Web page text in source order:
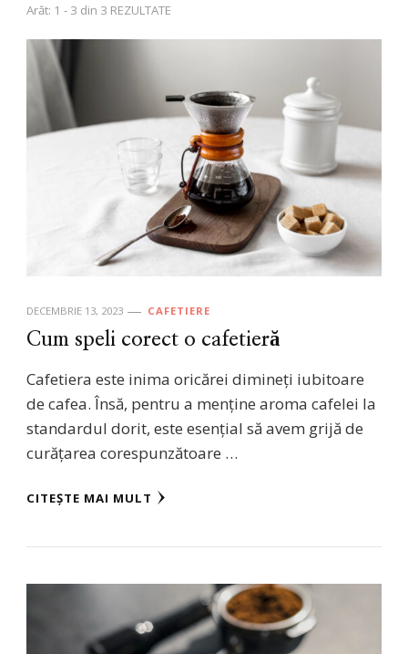
Arăt: 1 - 3 din 3 REZULTATE
DECEMBRIE 13, 2023 CAFETIERE
Cum speli corect o cafetieră
Cafetiera este inima oricărei dimineți iubitoare
de cafea. Însă, pentru a menține aroma cafelei la
standardul dorit, este esențial să avem grijă de
curățarea corespunzătoare …
CITEȘTE MAI MULT